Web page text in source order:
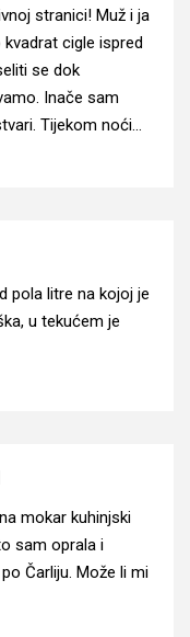
stranici! Muž i ja
cigle ispred
se dok
Inače sam
Tijekom noći...
pola litre na kojoj je
u tekućem je
mokar kuhinjski
sam oprala i
Čarliju. Može li mi